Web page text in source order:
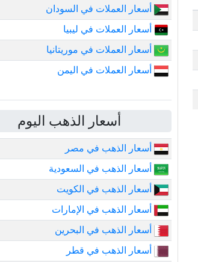
أسعار العملات في السودان
أسعار العملات في ليبيا
أسعار العملات في موريتانيا
أسعار العملات في اليمن
أسعار الذهب اليوم
أسعار الذهب في مصر
أسعار الذهب في السعودية
أسعار الذهب في الكويت
أسعار الذهب في الإمارات
أسعار الذهب في البحرين
أسعار الذهب في قطر